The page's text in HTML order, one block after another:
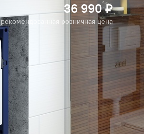
36 990 ₽
рекомендованная розничная цена